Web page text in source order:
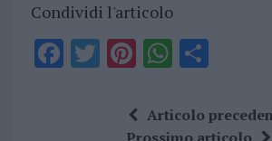
Condividi l'articolo
F T Pi
te
W
at
S
a
Articolo